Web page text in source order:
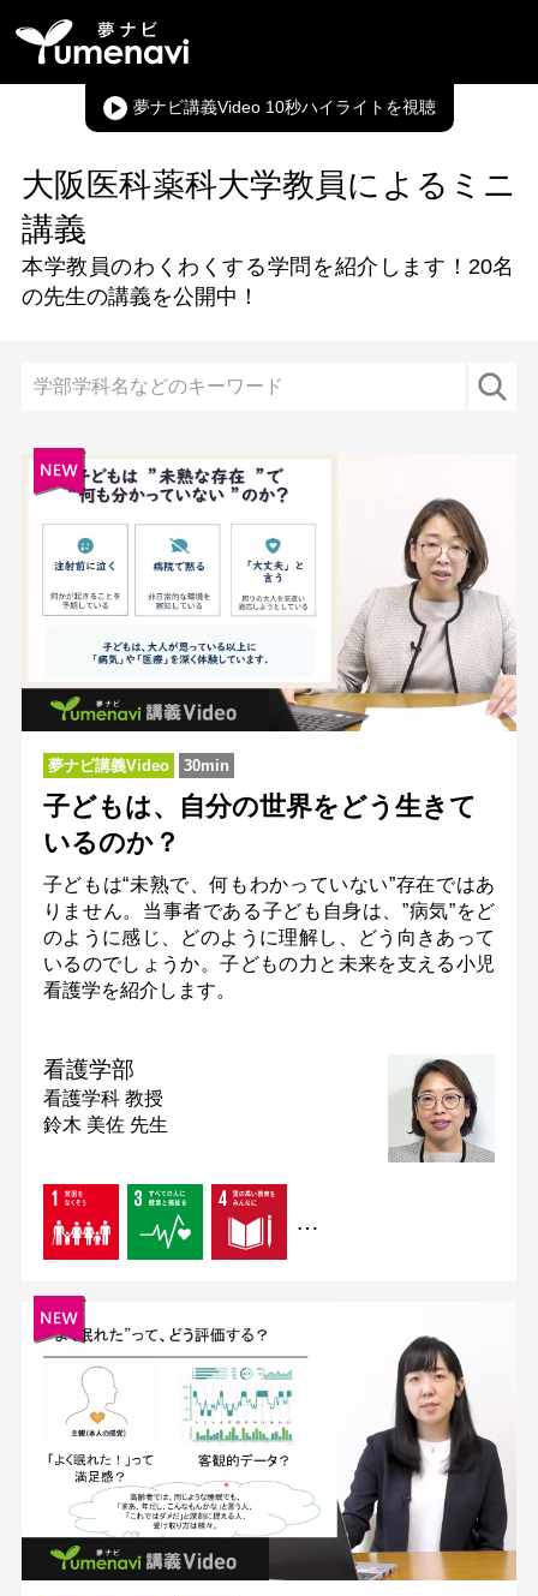
夢ナビ講義Video 10秒ハイライト
大阪医科薬科大学教員によるミニ
講義
本学教員のわくわくする学問を紹介します！ 20名
の先生の講義を公開中！
夢ナビ講義Video 30min
子どもは、自分の世界をどう生きて
いるのか？
子どもは“未熟で、何もわかっていない”存在ではあ
りません。当事者である子ども自身は、”病気”をど
のように感じ、どのように理解し、どう向きあって
いるのでしょうか。子どもの力と未来を支える小児
看護学を紹介します。
看護学部
看護学科 教授
鈴木 美佐 先生
…